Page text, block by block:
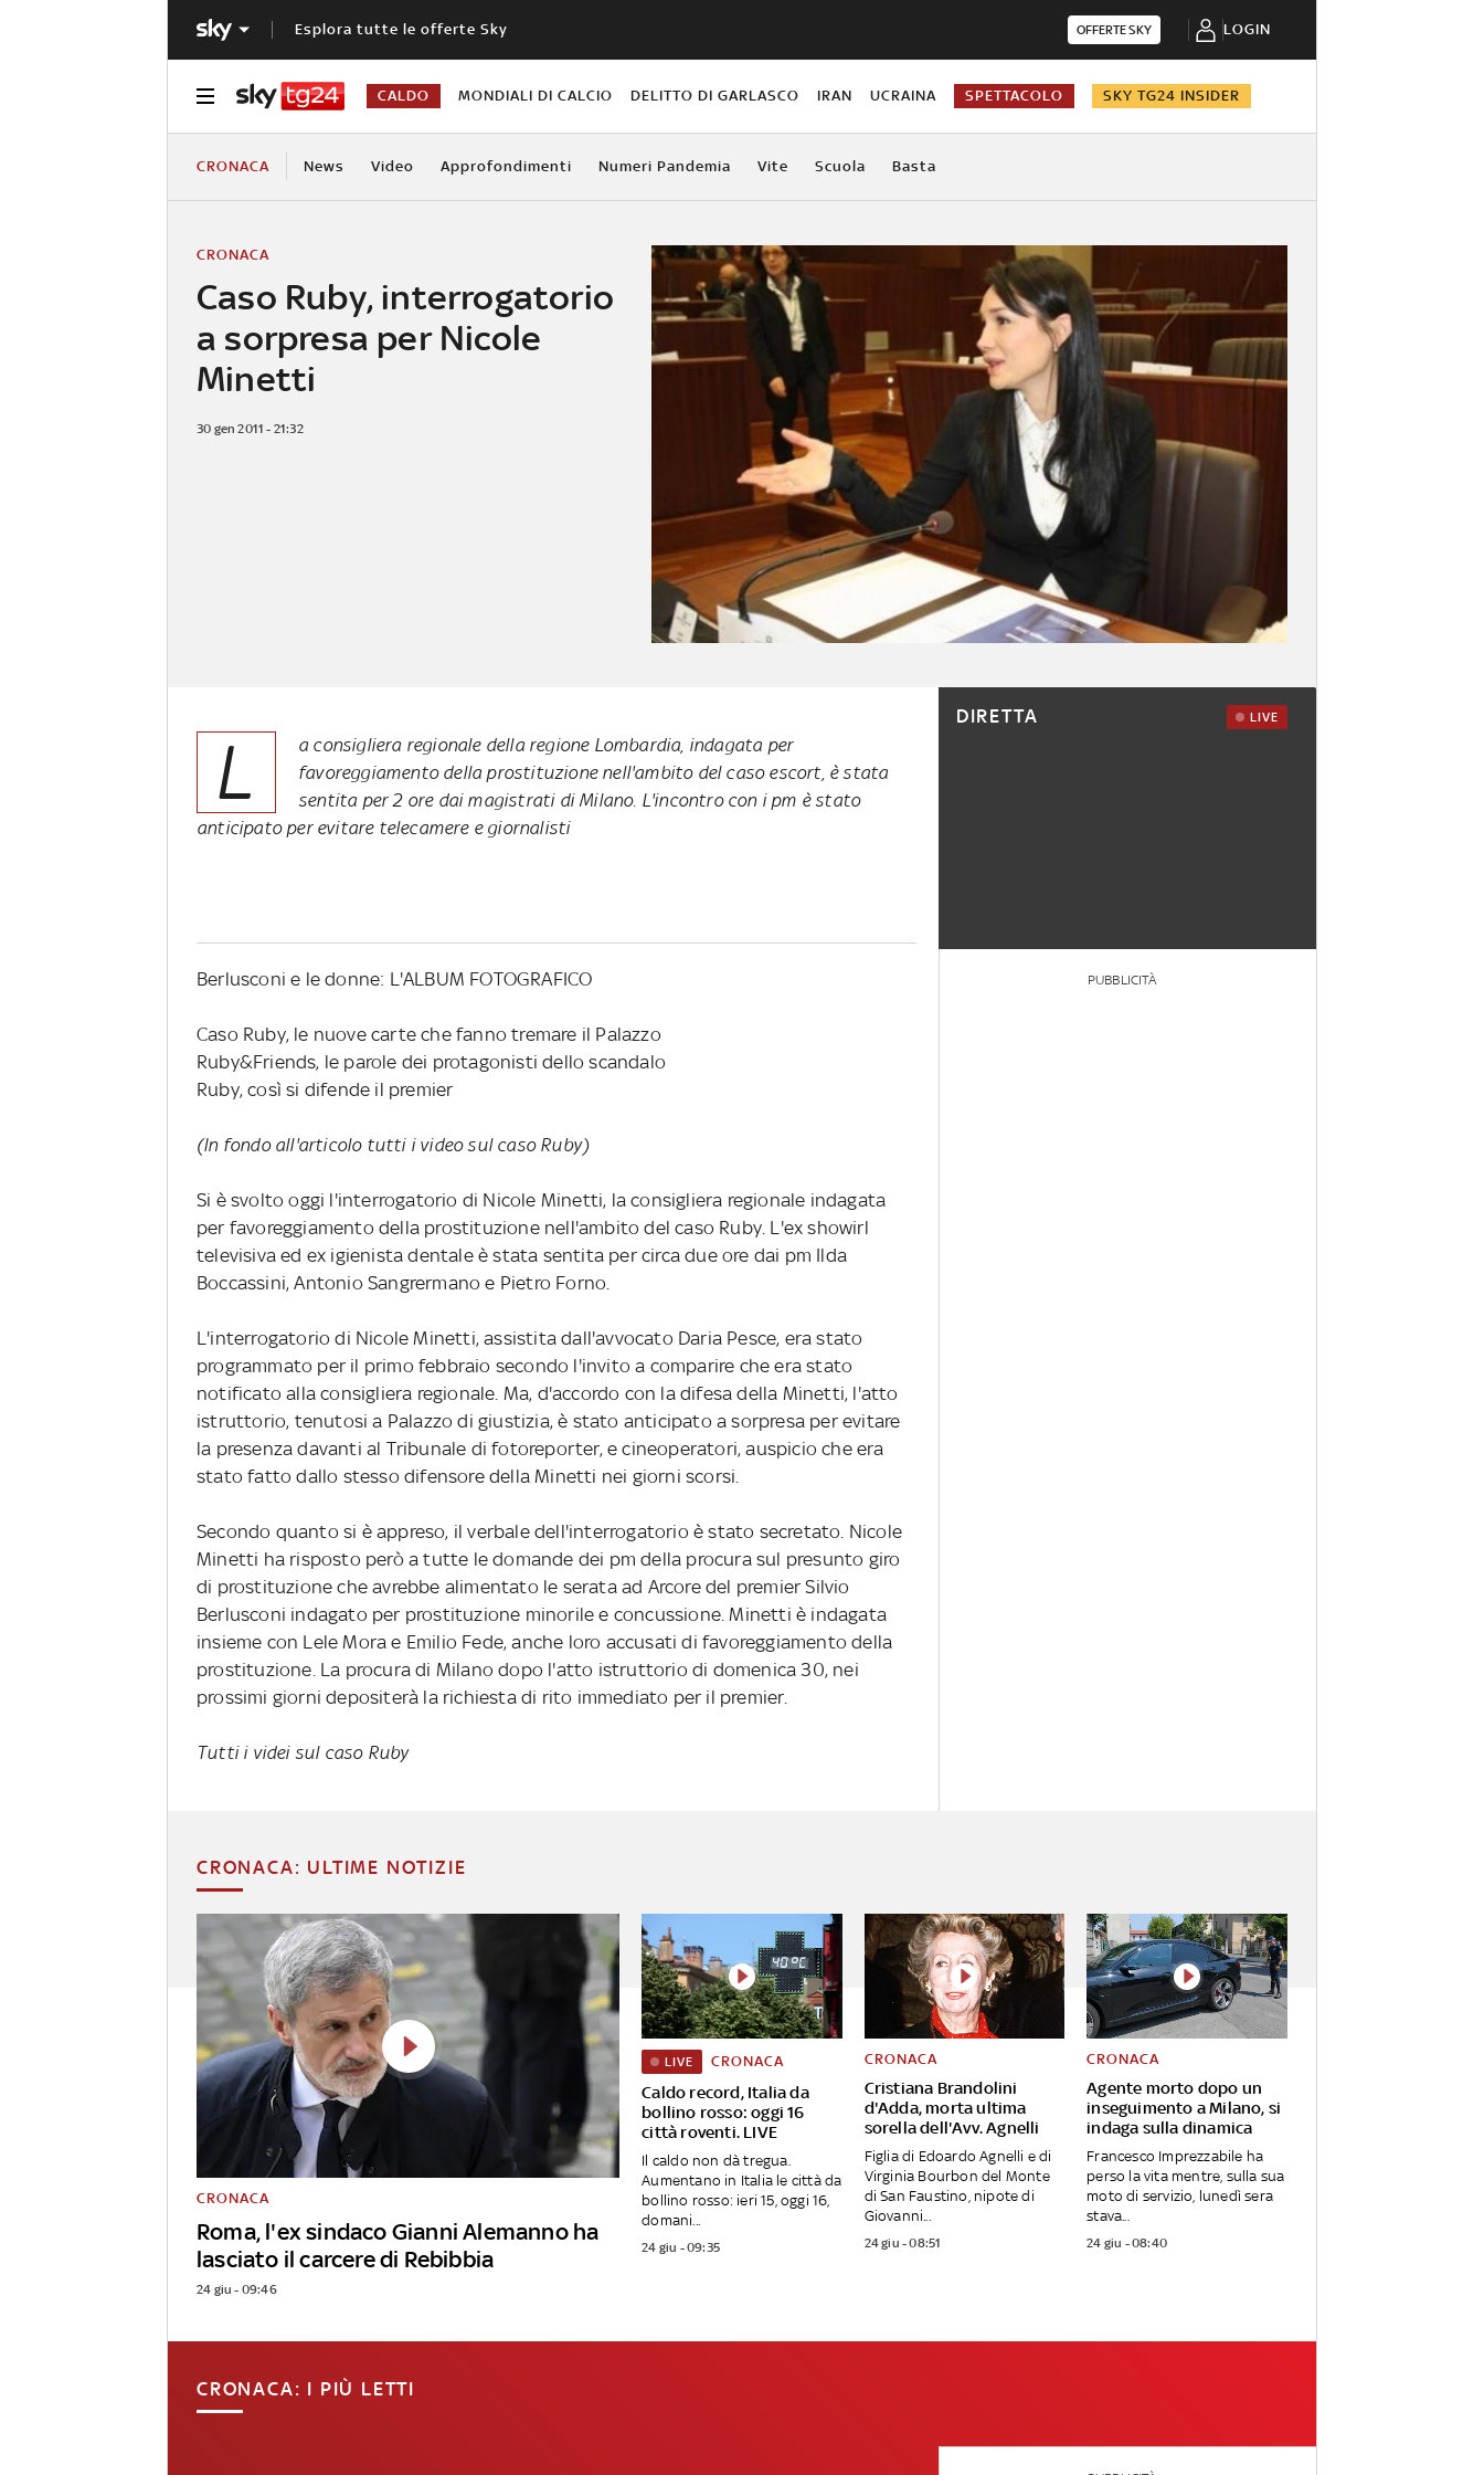
Esplora tutte le offerte Sky OFFERTE SKY LOGIN
CALDO MONDIALI DI CALCIO DELITTO DI GARLASCO IRAN UCRAINA SPETTACOLO SKY TG24 INSIDER
CRONACA News Video Approfondimenti Numeri Pandemia Vite Scuola Basta
Caso Ruby, interrogatorio
a sorpresa per Nicole
Minetti
CRONACA
30 gen 2011 - 21:32
L
a consigliera regionale della regione Lombardia, indagata per
favoreggiamento della prostituzione nell'ambito del caso escort, è stata
sentita per 2 ore dai magistrati di Milano. L'incontro con i pm è stato
anticipato per evitare telecamere e giornalisti
Berlusconi e le donne: L'ALBUM FOTOGRAFICO
Caso Ruby, le nuove carte che fanno tremare il Palazzo
Ruby&Friends, le parole dei protagonisti dello scandalo
Ruby, così si difende il premier
(In fondo all'articolo tutti i video sul caso Ruby)
Si è svolto oggi l'interrogatorio di Nicole Minetti, la consigliera regionale indagata
per favoreggiamento della prostituzione nell'ambito del caso Ruby. L'ex showirl
televisiva ed ex igienista dentale è stata sentita per circa due ore dai pm Ilda
Boccassini, Antonio Sangrermano e Pietro Forno.
L'interrogatorio di Nicole Minetti, assistita dall'avvocato Daria Pesce, era stato
programmato per il primo febbraio secondo l'invito a comparire che era stato
notificato alla consigliera regionale. Ma, d'accordo con la difesa della Minetti, l'atto
istruttorio, tenutosi a Palazzo di giustizia, è stato anticipato a sorpresa per evitare
la presenza davanti al Tribunale di fotoreporter, e cineoperatori, auspicio che era
stato fatto dallo stesso difensore della Minetti nei giorni scorsi.
Secondo quanto si è appreso, il verbale dell'interrogatorio è stato secretato. Nicole
Minetti ha risposto però a tutte le domande dei pm della procura sul presunto giro
di prostituzione che avrebbe alimentato le serata ad Arcore del premier Silvio
Berlusconi indagato per prostituzione minorile e concussione. Minetti è indagata
insieme con Lele Mora e Emilio Fede, anche loro accusati di favoreggiamento della
prostituzione. La procura di Milano dopo l'atto istruttorio di domenica 30, nei
prossimi giorni depositerà la richiesta di rito immediato per il premier.
Tutti i videi sul caso Ruby
DIRETTA LIVE
PUBBLICITÀ
CRONACA: ULTIME NOTIZIE
Roma, l'ex sindaco Gianni Alemanno ha
lasciato il carcere di Rebibbia
CRONACA
24 giu - 09:46
Caldo record, Italia da
bollino rosso: oggi 16
città roventi. LIVE
LIVE CRONACA
Il caldo non dà tregua.
Aumentano in Italia le città da
bollino rosso: ieri 15, oggi 16,
domani...
24 giu - 09:35
Cristiana Brandolini
d'Adda, morta ultima
sorella dell'Avv. Agnelli
CRONACA
Figlia di Edoardo Agnelli e di
Virginia Bourbon del Monte
di San Faustino, nipote di
Giovanni...
24 giu - 08:51
Agente morto dopo un
inseguimento a Milano, si
indaga sulla dinamica
CRONACA
Francesco Imprezzabile ha
perso la vita mentre, sulla sua
moto di servizio, lunedì sera
stava...
24 giu - 08:40
CRONACA: I PIÙ LETTI